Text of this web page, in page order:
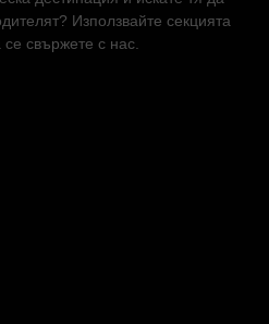
Използвайте секцията
се свържете с нас.